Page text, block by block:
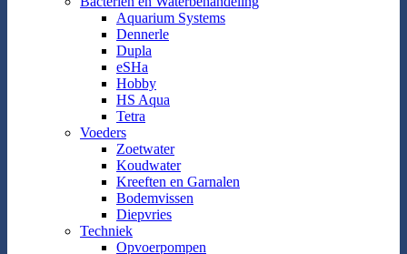
Aquarium Systems
Dennerle
Dupla
eSHa
Hobby
HS Aqua
Tetra
Voeders
Zoetwater
Koudwater
Kreeften en Garnalen
Bodemvissen
Diepvries
Techniek
Opvoerpompen